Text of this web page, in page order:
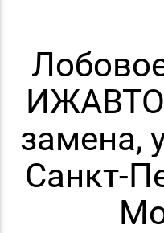
замена,
Санкт-